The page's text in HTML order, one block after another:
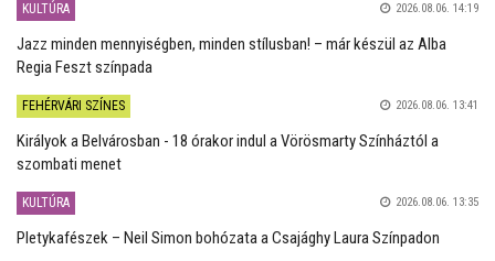
KULTÚRA 2026.08.06. 14:19
Jazz minden mennyiségben, minden stílusban! – már készül az Alba
Regia Feszt színpada
FEHÉRVÁRI SZÍNES 2026.08.06. 13:41
Királyok a Belvárosban - 18 órakor indul a Vörösmarty Színháztól a
szombati menet
KULTÚRA 2026.08.06. 13:35
Pletykafészek – Neil Simon bohózata a Csajághy Laura Színpadon